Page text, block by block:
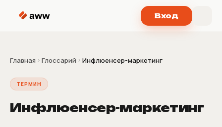
Вход
Главная Глоссарий Инфлюенсер-маркетинг
ТЕРМИН
Инфлюенсер-маркетинг